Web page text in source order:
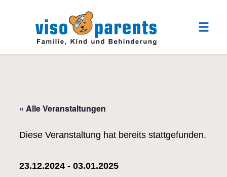
« Alle Veranstaltungen
Diese Veranstaltung hat bereits stattgefunden.
23.12.2024 - 03.01.2025